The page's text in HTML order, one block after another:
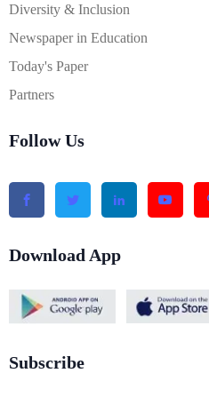
Diversity & Inclusion
Newspaper in Education
Today's Paper
Partners
Follow Us
Download App
Subscribe